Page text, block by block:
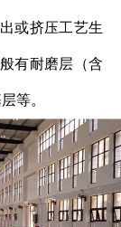
或挤压工艺生
有耐磨层（含
等。